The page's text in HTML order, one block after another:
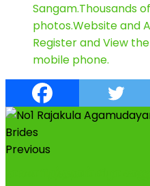
Sangam.Thousands
photos.Website and
Register and View
mobile phone.
Previous